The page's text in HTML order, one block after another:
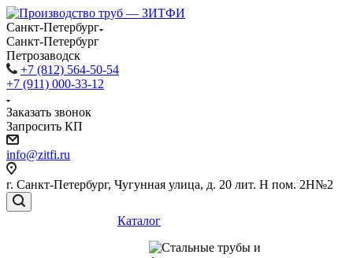
Санкт-Петербург
Санкт-Петербург
Петрозаводск
+7 (812) 564-50-54
+7 (911) 000-33-12
Заказать звонок
Запросить КП
info@zitfi.ru
г. Санкт-Петербург, Чугунная улица, д. 20 лит. Н пом. 2Н№2
Каталог